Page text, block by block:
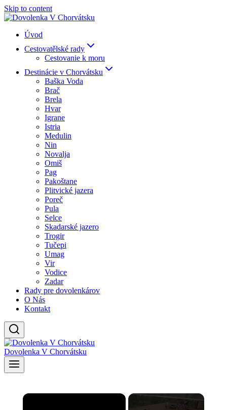
Skip to content
Úvod
Cestovatělské rady
Cestovanie k moru
Destinácie v Chorvátsku
Baška Voda
Brač
Brela
Hvar
Igrane
Istria
Medulin
Nin
Novalja
Omiš
Pag
Pakoštane
Plitvické jazera
Poreč
Pula
Selce
Skadarské jazero
Trogir
Tučepi
Umag
Vir
Vodice
Zadar
Rady pre dovolenkárov
O Nás
Kontakt
Dovolenka V Chorvátsku
×